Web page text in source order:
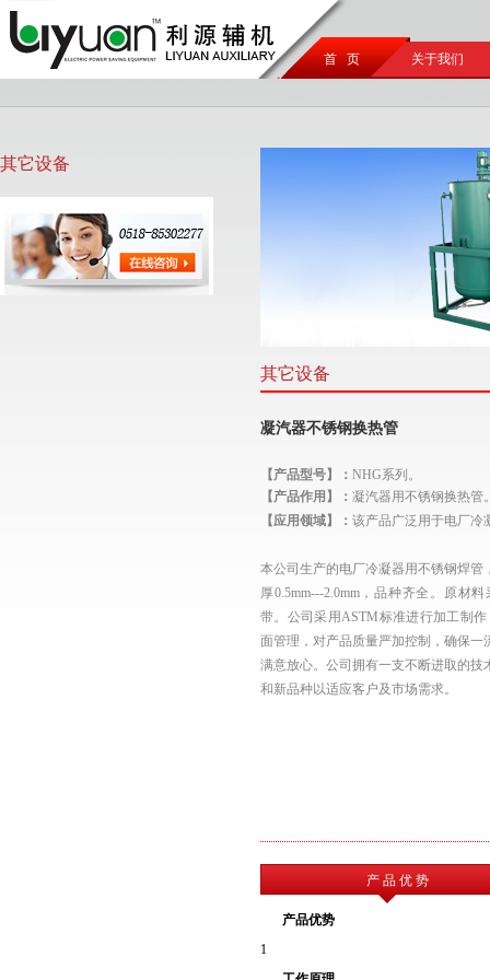
首 页 关于我们
其它设备
其它设备
凝汽器不锈钢换热管
【产品型号】： NHG系列。
【产品作用】： 凝汽器用不锈钢换热管
【应用领域】： 该产品广泛用于电厂冷
本公司生产的电厂冷凝器用不锈钢焊管
厚0.5mm---2.0mm，品种齐全。原材
带。公司采用ASTM标准进行加工制
面管理，对产品质量严加控制，确保一
满意放心。公司拥有一支不断进取的技
和新品种以适应客户及市场需求。
产 品 优 势
产品优势
1